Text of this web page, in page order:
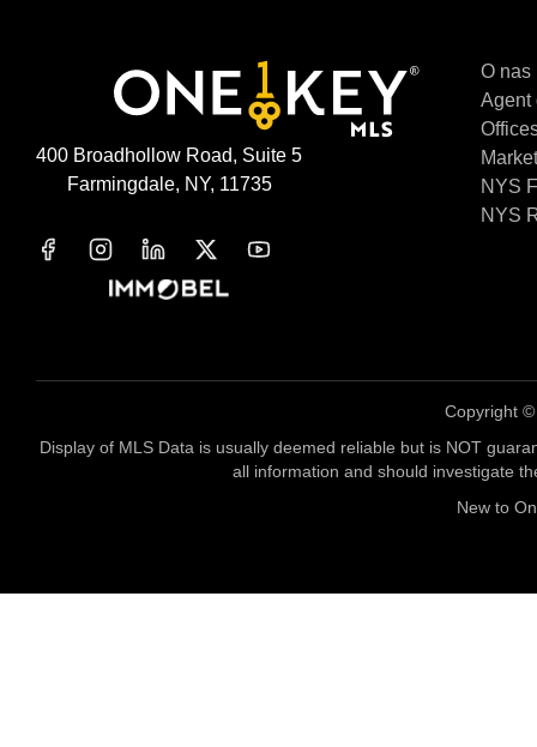
400 Broadhollow Road, Suite 5
Farmingdale, NY, 11735
O nas
Agent
NYS
NYS
Copyright
Display of MLS Data is usually deemed reliable but is NOT
all information and should investigate
New to